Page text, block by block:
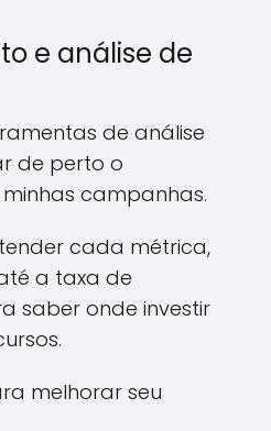
e análise de
de análise
de perto o
campanhas.
cada métrica,
a taxa de
saber onde investir
melhorar seu